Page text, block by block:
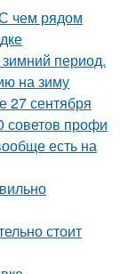
чем рядом
период.
на зиму
27 сентября
советов профи
есть на
стоит